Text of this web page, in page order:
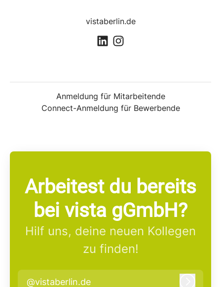
vistaberlin.de
Anmeldung für Mitarbeitende
Connect-Anmeldung für Bewerbende
Arbeitest du bereits
bei vista gGmbH?
Hilf uns, deine neuen Kollegen
zu finden!
@vistaberlin.de